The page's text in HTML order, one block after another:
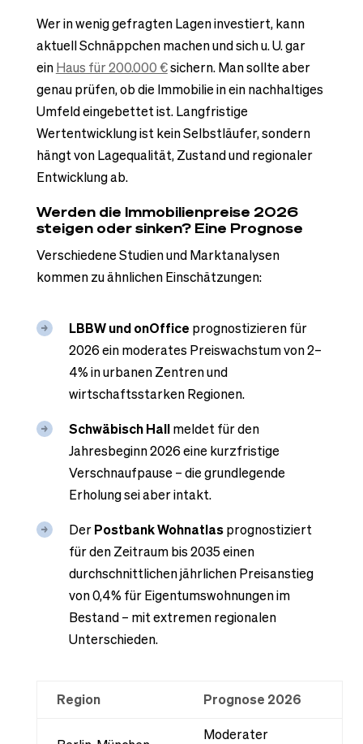
Wer in wenig gefragten Lagen investiert, kann
aktuell Schnäppchen machen und sich u. U. gar
einHaus für 200.000 €sichern. Man sollte aber
genau prüfen, ob die Immobilie in ein nachhaltiges
Umfeld eingebettet ist. Langfristige
Wertentwicklung ist kein Selbstläufer, sondern
hängt von Lagequalität, Zustand und regionaler
Entwicklung ab.
Werden die Immobilienpreise 2026
steigen oder sinken? Eine Prognose
Verschiedene Studien und Marktanalysen
kommen zu ähnlichen Einschätzungen:
LBBW und onOffice prognostizieren für
2026 ein moderates Preiswachstum von 2–
4% in urbanen Zentren und
wirtschaftsstarken Regionen.
Schwäbisch Hallmeldet für den
Jahresbeginn 2026 eine kurzfristige
Verschnaufpause – die grundlegende
Erholung sei aber intakt.
DerPostbank Wohnatlasprognostiziert
für den Zeitraum bis 2035 einen
durchschnittlichen jährlichen Preisanstieg
von 0,4% für Eigentumswohnungen im
Bestand – mit extremen regionalen
Unterschieden.
Region Prognose 2026
Moderater